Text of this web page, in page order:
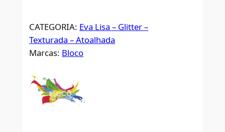
CATEGORIA: Eva Lisa – Glitter –
Texturada – Atoalhada
Marcas: Bloco